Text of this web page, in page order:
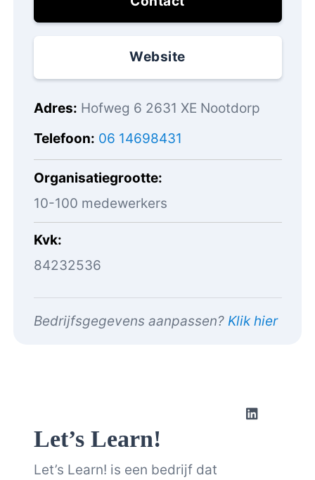
Website
Adres Hofweg 6 2631 XE Nootdorp
Telefoon 06 14698431
Organisatiegrootte
10-100 medewerkers
Kvk
84232536
Bedrijfsgegevens aanpassen? Klik hier
Let’s Learn!
Let’s Learn! is een bedrijf dat